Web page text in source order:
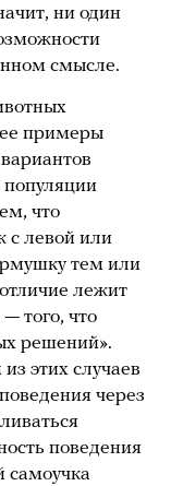
ни один
смысле.
ее примеры
популяции
что
с левой или
тем или
лежит
того, что
решений».
этих случаев
через
поведения
самоучка